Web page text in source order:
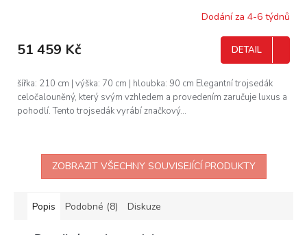
R
Dodání za 4-6 týdnů
51 459 Kč DETAIL
šířka: 210 cm | výška: 70 cm | hloubka: 90 cm Elegantní trojsedák
celočalouněný, který svým vzhledem a provedením zaručuje luxus a
pohodlí. Tento trojsedák vyrábí značkový...
ZOBRAZIT VŠECHNY SOUVISEJÍCÍ PRODUKTY
Popis Podobné (8) Diskuze